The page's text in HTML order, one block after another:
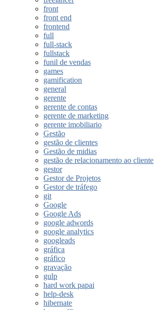
front
front end
frontend
full
full-stack
fullstack
funil de vendas
games
gamification
general
gerente
gerente de contas
gerente de marketing
gerente imobiliario
Gestão
gestão de clientes
Gestão de midias
gestão de relacionamento ao cliente
gestor
Gestor de Projetos
Gestor de tráfego
git
Google
Google Ads
google adwords
google analytics
googleads
gráfica
gráfico
gravação
gulp
hard work papai
help-desk
hibernate